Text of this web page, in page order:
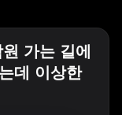
가는 길에
데 이상한